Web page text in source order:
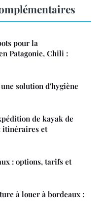
pour la
Patagonie, Chili :
solution d'hygiène
de kayak de
itinéraires et
: options, tarifs et
à louer à bordeaux :